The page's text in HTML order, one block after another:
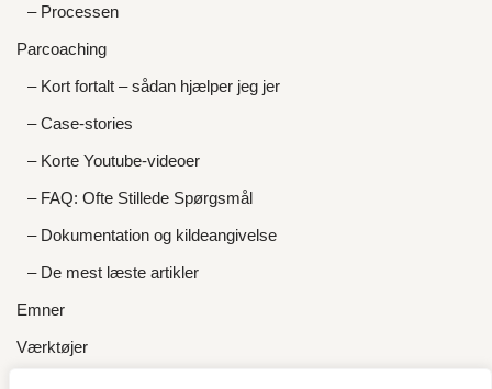
– Processen
Parcoaching
– Kort fortalt – sådan hjælper jeg jer
– Case-stories
– Korte Youtube-videoer
– FAQ: Ofte Stillede Spørgsmål
– Dokumentation og kildeangivelse
– De mest læste artikler
Emner
Værktøjer